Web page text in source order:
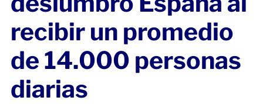
recibir un promedio
de 14.000 personas
diarias